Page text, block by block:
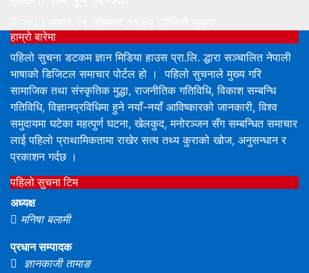
हाम्रो बारेमा
पहिलो सुचना डटकम ज्ञान मिडिया हाउस प्रा.लि. द्धारा सञ्चालित नेपाली
भाषाको डिजिटल समाचार पोर्टल हो । पहिलो सुचनाले मुख्य गरि
सामाजिक तथा संस्कृतिक मुद्धा, राजनीतिक गतिविधि, विकाश सम्बन्धि
गतिविधि, विज्ञानप्रविधिमा हुने नयाँ-नयाँ आविष्कारको जानकारी, विश्व
समुदायमा घटेका महत्पुर्ण घटना, खेलकुद, मनोरञ्जन सँग सम्बन्धित समाचार
लाई पहिलो प्राथामिकतामा राखेर सत्य तथ्य कुराको खोज, अनुसन्धान र
प्रकाशन गर्दछ ।
पहिलो सुचना टिम
अध्यक्ष
मनिषा बलामी
प्रधान सम्पादक
ज्ञानकाजी तामाङ